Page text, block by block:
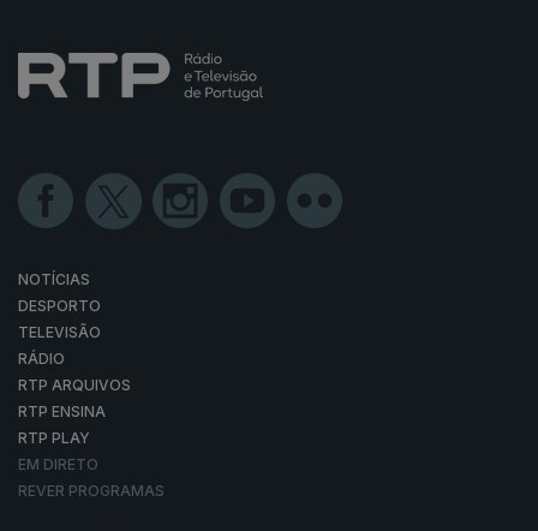
NOTÍCIAS
DESPORTO
TELEVISÃO
RÁDIO
RTP ARQUIVOS
RTP ENSINA
RTP PLAY
EM DIRETO
REVER PROGRAMAS